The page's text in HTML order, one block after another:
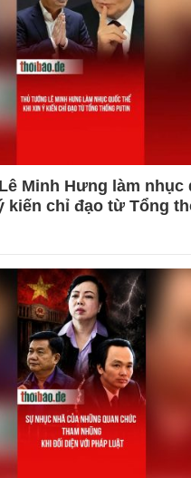
Minh Hưng làm nhục
kiến chỉ đạo từ Tổng